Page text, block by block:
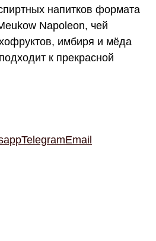
напитков формата
Napoleon, чей
имбиря и мёда
к прекрасной
TelegramEmail